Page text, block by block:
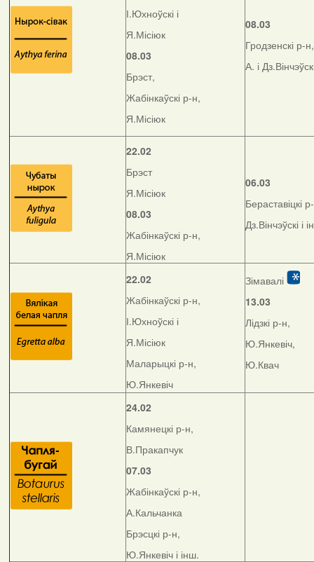
І.Юхноўскі і
Я.Місіюк
08.03
Брэст,
Жабінкаўскі р-н,
Я.Місіюк
08.03
Гродзенскі р-н,
А. і
22.02
Брэст
Я.Місіюк
08.03
Жабінкаўскі р-н,
Я.Місіюк
06.03
Бераставіцкі
Дз.Вінчэўскі і
22.02
Жабінкаўскі р-н,
І.Юхноўскі і
Я.Місіюк
Маларыцкі р-н,
Ю.Янкевіч
Зімавалі
13.03
Лідзкі р-н,
Ю.Янкевіч,
Ю.Квач
24.02
Камянецкі р-н,
В.Пракапчук
07.03
Жабінкаўскі р-н,
А.Кальчанка
Брэсцкі р-н,
Ю.Янкевіч і інш.